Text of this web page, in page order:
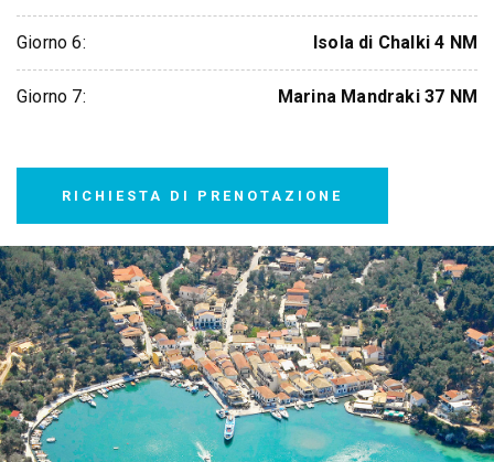
Giorno 6: Isola di Chalki 4 NM
Giorno 7: Marina Mandraki 37 NM
RICHIESTA DI PRENOTAZIONE